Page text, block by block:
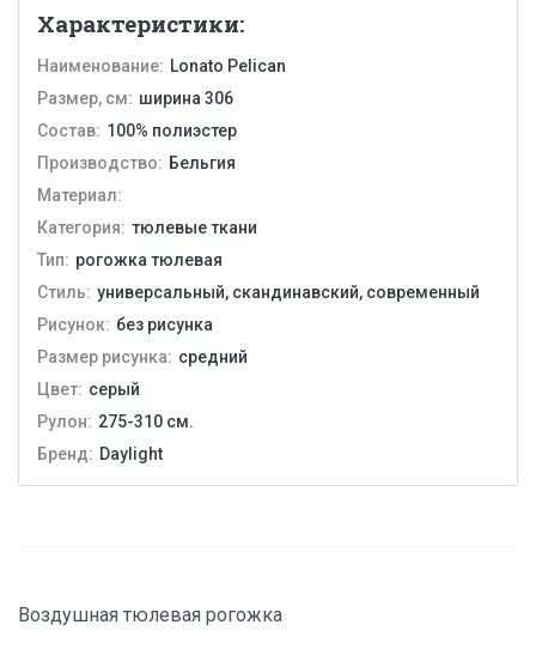
Характеристики:
Наименование: Lonato Pelican
Размер, см: ширина 306
Состав: 100% полиэстер
Производство: Бельгия
Материал:
Категория: тюлевые ткани
Тип: рогожка тюлевая
Стиль: универсальный, скандинавский, современный
Рисунок: без рисунка
Размер рисунка: средний
Цвет: серый
Рулон: 275-310 см.
Бренд: Daylight
Воздушная тюлевая рогожка